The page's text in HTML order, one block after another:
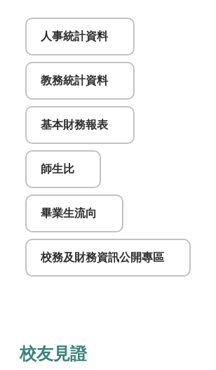
人事統計資料
教務統計資料
基本財務報表
師生比
畢業生流向
校務及財務資訊公開專區
校友見證